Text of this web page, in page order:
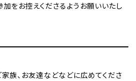
をお控えくださるようお願いいたし
族、お友達などなどに広めてくださ